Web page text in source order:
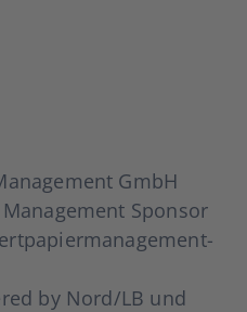
GmbH
Spon­sor
by Nord/LB und